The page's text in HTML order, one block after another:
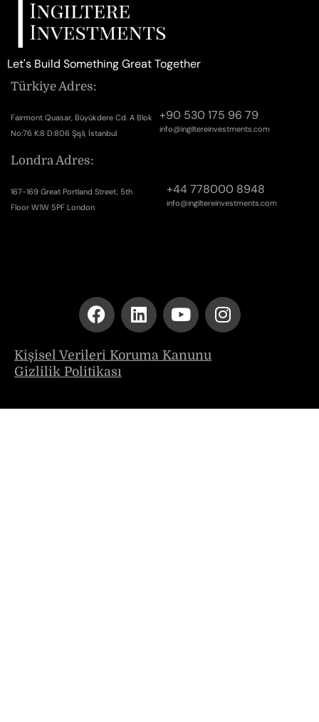
Let's Build Something Great Together
Türkiye Adres:
Fairmont Quasar, Büyükdere Cd. A Blok
No:76 K:8 D:806 Şişli, İstanbul
+90 530 175 96 79
info@ingiltereinvestments.com
Londra Adres:
167-169 Great Portland Street, 5th
Floor W1W 5PF London
+44 778000 8948
info@ingiltereinvestments.com
Kişisel Verileri Koruma Kanunu
Gizlilik Politikası